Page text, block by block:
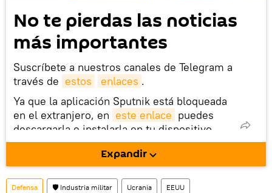
No te pierdas las noticias
más importantes
Suscríbete a nuestros canales de Telegram a
través de estos enlaces .
Ya que la aplicación Sputnik está bloqueada
en el extranjero, en este enlace puedes
descargarla e instalarla en tu dispositivo
móvil (¡solo para Android!).
También tenemos una cuenta en la red
social rusa VK .
Expandir
Defensa 🛡️ Industria militar Ucrania EEUU